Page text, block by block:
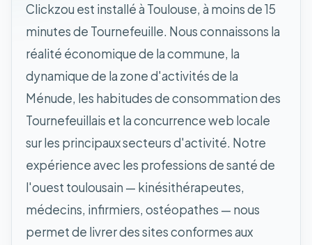
Clickzou est installé à Toulouse, à moins de 15
minutes de Tournefeuille. Nous connaissons la
réalité économique de la commune, la
dynamique de la zone d'activités de la
Ménude, les habitudes de consommation des
Tournefeuillais et la concurrence web locale
sur les principaux secteurs d'activité. Notre
expérience avec les professions de santé de
l'ouest toulousain — kinésithérapeutes,
médecins, infirmiers, ostéopathes — nous
permet de livrer des sites conformes aux